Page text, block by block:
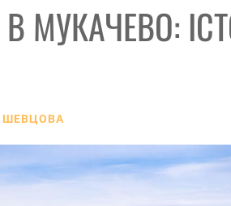
МУКАЧЕВО:
ШЕВЦОВА